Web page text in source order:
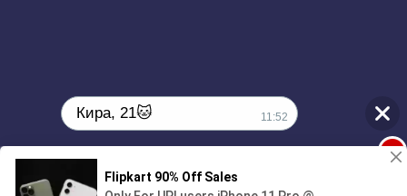
Кира, 21🐱 11:52
Поиграешь со мной? 💖🐾
1